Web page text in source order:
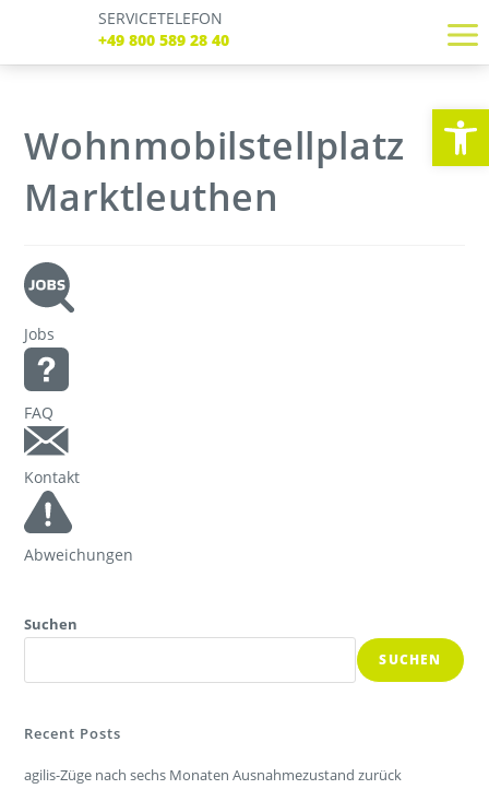
SERVICETELEFON
+49 800 589 28 40
SERVICE TELEFON
+49 800 589 28 40
REGISTRIERENLOGIN
Freizeit
Unternehmen
Wohnmobilstellplatz
Marktleuthen
Jobs
FAQ
Kontakt
Abweichungen
Suchen
SUCHEN
Recent Posts
agilis-Züge nach sechs Monaten Ausnahmezustand zurück